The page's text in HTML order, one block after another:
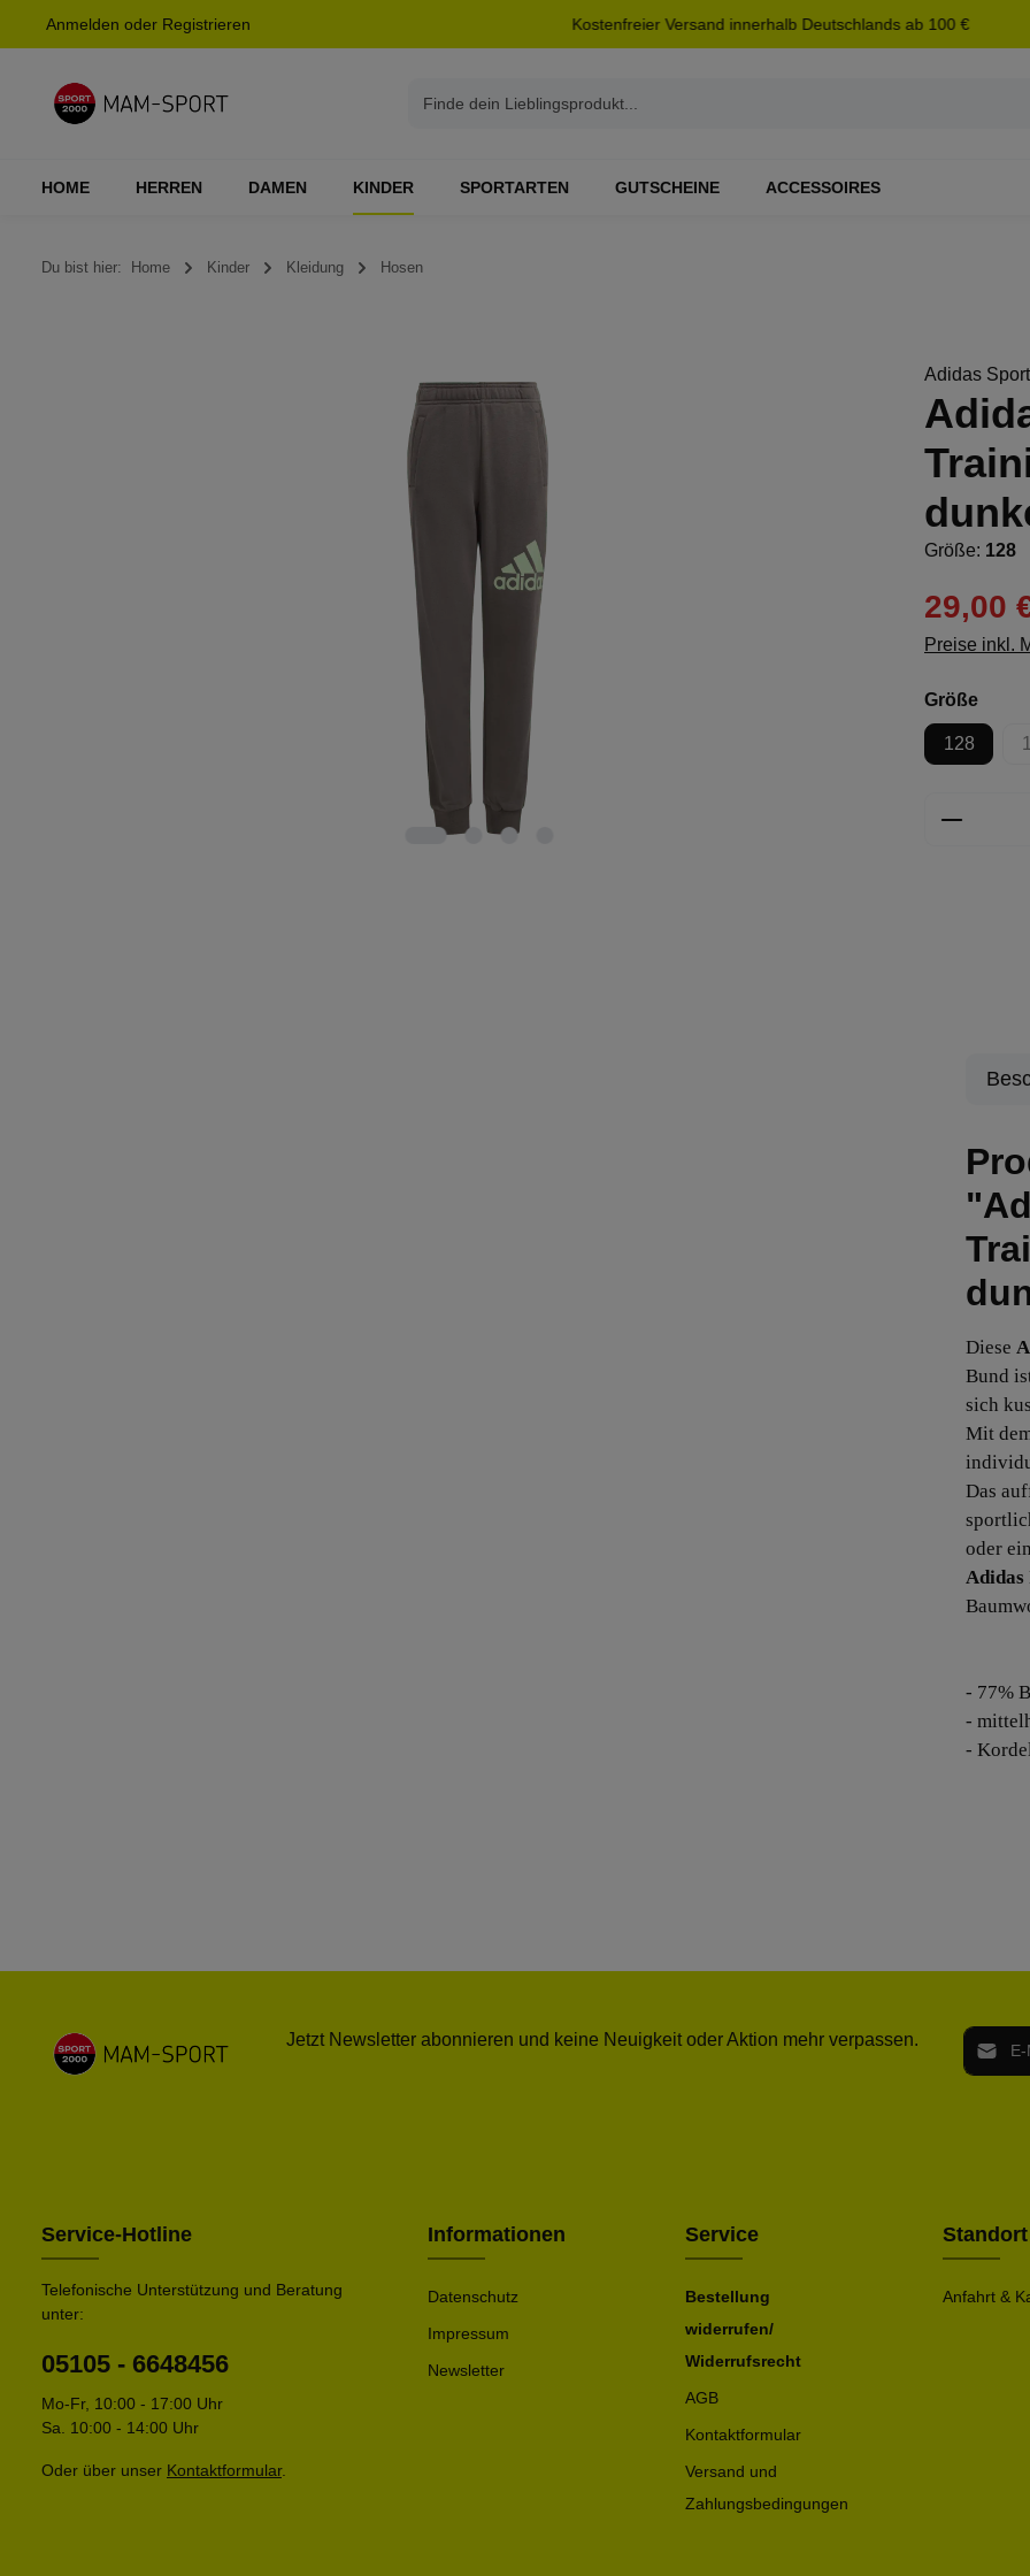
Zur Hauptnavigation springen
Anmelden oder Registrieren Kostenfreier Versand innerhalb Deutschlands ab 100 €
HOME HERREN DAMEN KINDER SPORTARTEN GUTSCHEINE ACCESSOIRES
Du bist hier: Home Kinder Kleidung Hosen
Adidas
Größe: 128
29,00
Preise inkl.
Größe
128
Diese
Bund
sich
Mit
Das
oder
Adidas
- 77%
-
-
Jetzt Newsletter abonnieren und keine Neuigkeit oder Aktion mehr verpassen. E-Mail-
Service-Hotline
Telefonische Unterstützung und Beratung
unter:
05105 - 6648456
Mo-Fr, 10:00 - 17:00 Uhr
Sa. 10:00 - 14:00 Uhr
Oder über unser Kontaktformular.
Informationen
Datenschutz
Impressum
Newsletter
Service
Bestellung
widerrufen/
Widerrufsrecht
AGB
Kontaktformular
Versand und
Zahlungsbedingungen
Standort
Anfahrt &